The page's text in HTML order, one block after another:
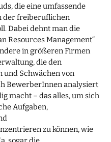
die eine umfassende
der freiberuflichen
Dabei dehnt man die
Resources Management“
in größeren Firmen
die den
und Schwächen von
BewerberInnen analysiert
macht – das alles, um sich
Aufgaben,
zu können, wie